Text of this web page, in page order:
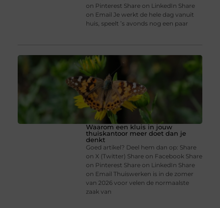
on Pinterest Share on LinkedIn Share
on Email Je werkt de hele dag vanuit
huis, speelt ’s avonds nog een paar
Waarom een kluis in jouw
thuiskantoor meer doet dan je
denkt
Goed artikel? Deel hem dan op: Share
on X (Twitter) Share on Facebook Share
on Pinterest Share on LinkedIn Share
on Email Thuiswerken is in de zomer
van 2026 voor velen de normaalste
zaak van